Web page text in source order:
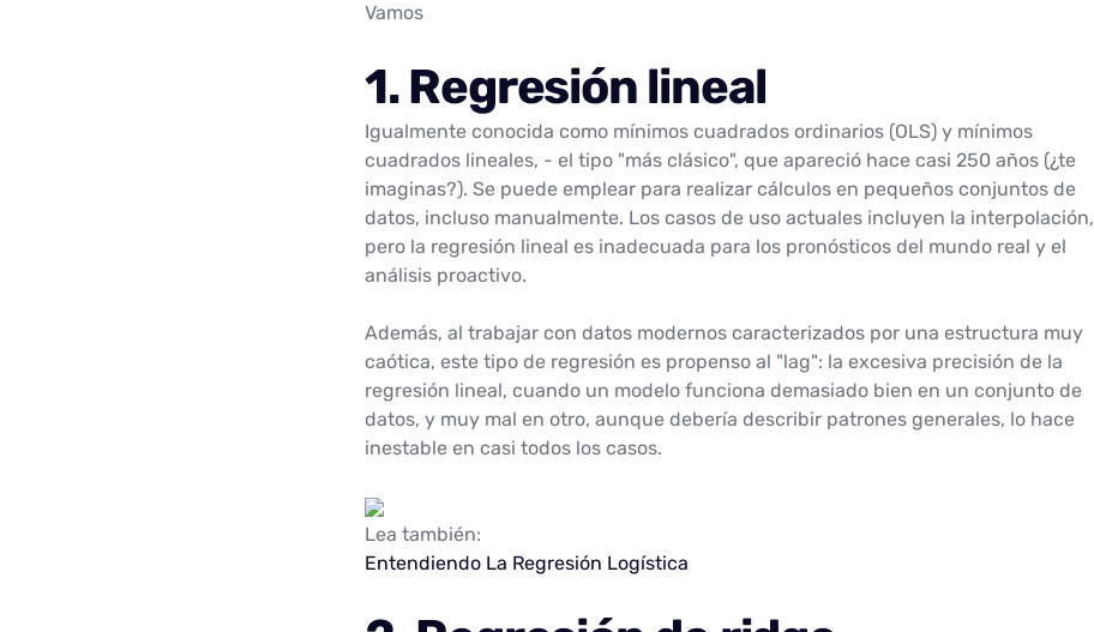
Vamos
1. Regresión lineal
Igualmente conocida como mínimos cuadrados ordinarios (OLS) y mínimos
cuadrados lineales, - el tipo "más clásico", que apareció hace casi 250 años (¿te
imaginas?). Se puede emplear para realizar cálculos en pequeños conjuntos de
datos, incluso manualmente. Los casos de uso actuales incluyen la interpolación,
pero la regresión lineal es inadecuada para los pronósticos del mundo real y el
análisis proactivo.
Además, al trabajar con datos modernos caracterizados por una estructura muy
caótica, este tipo de regresión es propenso al "lag": la excesiva precisión de la
regresión lineal, cuando un modelo funciona demasiado bien en un conjunto de
datos, y muy mal en otro, aunque debería describir patrones generales, lo hace
inestable en casi todos los casos.
Lea también:
Entendiendo La Regresión Logística